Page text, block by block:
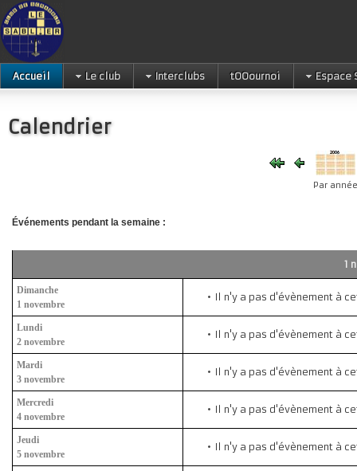
Accueil Le club Interclubs tOOournoi Espace
Calendrier
Par année
Événements pendant la semaine :
Dimanche
1 novembre
Il n'y a pas d'évènement à
Lundi
2 novembre
Il n'y a pas d'évènement à
Mardi
3 novembre
Il n'y a pas d'évènement à
Mercredi
4 novembre
Il n'y a pas d'évènement à
Jeudi
5 novembre
Il n'y a pas d'évènement à